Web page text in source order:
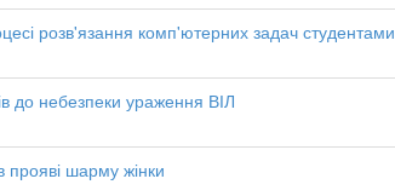
розв'язання комп'ютерних задач студентами
до небезпеки ураження ВІЛ
шарму жінки